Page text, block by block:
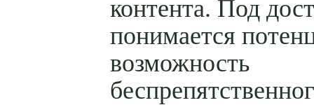
контента. Под
понимается
возможность